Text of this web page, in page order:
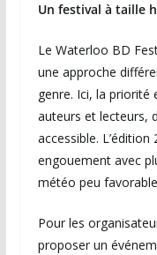
Un festival à taille
Le Waterloo BD
une approche
genre. Ici, la priorité
auteurs et lecteurs,
accessible.
engouement avec
météo peu
Pour les
proposer un